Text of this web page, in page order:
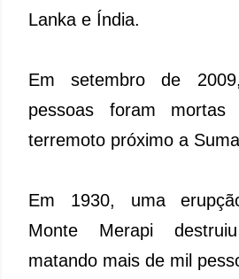
Lanka e Índia.
Em setembro de
pessoas foram
terremoto próximo a
Em 1930, uma
Monte Merapi
matando mais de mil